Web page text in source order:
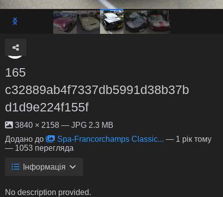
165
c32889ab4f7337db5991d38b37b
d1d9e224f155f
3840 × 2158 — JPG 2.3 MB
Додано до
Spa-Francorchamps Classic... — 1 рік тому
— 1053 перегляда
Інформація
No description provided.